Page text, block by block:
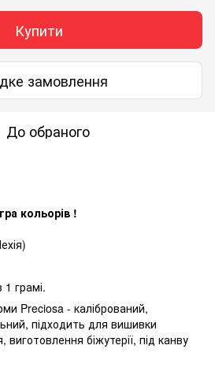
Купити
замовлення
До обраного
кольорів !
грамі.
Preciosa - калібрований,
підходить для вишивки
виготовлення біжутерії, під канву